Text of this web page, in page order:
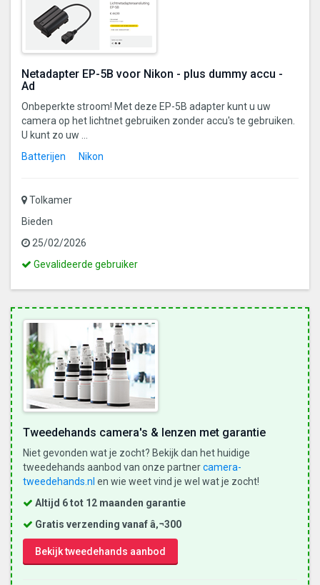
Netadapter EP-5B voor Nikon - plus dummy accu -
Ad
Onbeperkte stroom! Met deze EP-5B adapter kunt u uw
camera op het lichtnet gebruiken zonder accu's te gebruiken.
U kunt zo uw ...
Batterijen
Nikon
Tolkamer
Bieden
25/02/2026
Dit
een
gevalideerde
gebruiker
Gevalideerde gebruiker
Tweedehands camera's & lenzen met garantie
Niet gevonden wat je zocht? Bekijk dan het huidige
tweedehands aanbod van onze partnercamera-
tweedehands.nl en wie weet vind je wel wat je zocht!
Altijd 6 tot 12 maanden garantie
Gratis verzending vanaf â‚¬300
Bekijk tweedehands aanbod